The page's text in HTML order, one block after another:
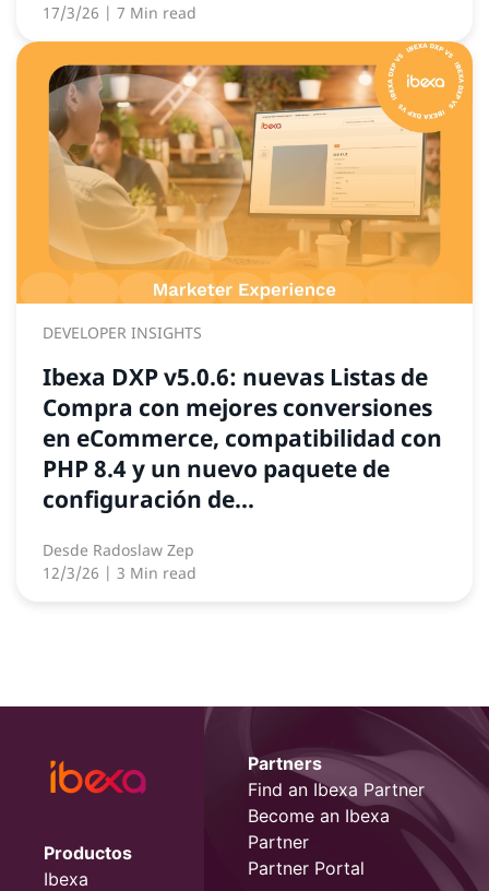
17/3/26 | 7 Min read
DEVELOPER INSIGHTS
Ibexa DXP v5.0.6: nuevas Listas de
Compra con mejores conversiones
en eCommerce, compatibilidad con
PHP 8.4 y un nuevo paquete de
configuración de...
Desde Radoslaw Zep
12/3/26 | 3 Min read